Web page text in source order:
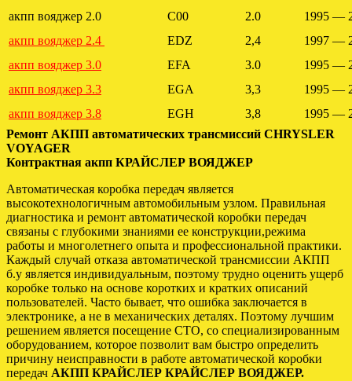
акпп вояджер 2.0
C00 2.0
1995 —
акпп вояджер 2.4
EDZ 2,4
1997 —
акпп вояджер 3.0
EFA 3.0
1995 —
акпп вояджер 3.3
EGA 3,3
1995 —
акпп вояджер 3.8
EGH 3,8
1995 —
Ремонт АКПП автоматических трансмиссий CHRYSLER
VOYAGER
Контрактная акпп КРАЙСЛЕР ВОЯДЖЕР
Автоматическая коробка передач является
высокотехнологичным автомобильным узлом. Правильная
диагностика и ремонт автоматической коробки передач
связаны с глубокими знаниями ее конструкции,режима
работы и многолетнего опыта и профессиональной практики.
Каждый случай отказа автоматической трансмиссии АКПП
б.у является индивидуальным, поэтому трудно оценить ущерб
коробке только на основе коротких и кратких описаний
пользователей. Часто бывает, что ошибка заключается в
электронике, а не в механических деталях. Поэтому лучшим
решением является посещение СТО, со специализированным
оборудованием, которое позволит вам быстро определить
причину неисправности в работе автоматической коробки
передач АКПП КРАЙСЛЕР КРАЙСЛЕР ВОЯДЖЕР.